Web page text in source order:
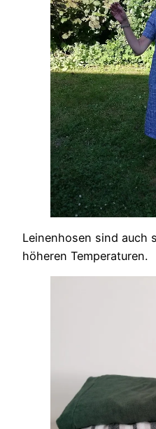
Leinenhosen sind auch
höheren Temperaturen.